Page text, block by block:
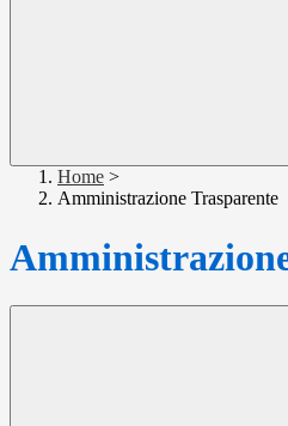
Home >
Amministrazione Trasparente